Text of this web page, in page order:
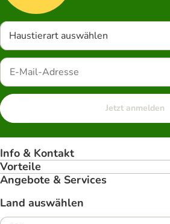
Haustierart auswählen
Jetzt anmelden
Info & Kontakt
Vorteile
Angebote & Services
Land auswählen